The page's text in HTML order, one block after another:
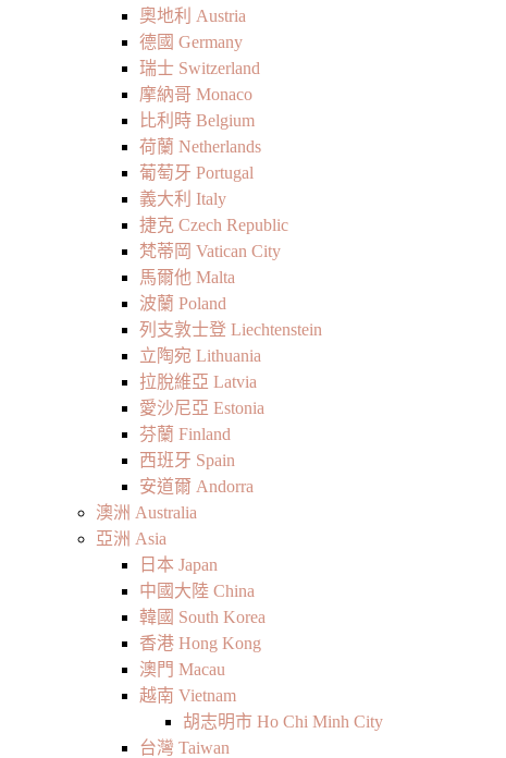
奧地利 Austria
德國 Germany
瑞士 Switzerland
摩納哥 Monaco
比利時 Belgium
荷蘭 Netherlands
葡萄牙 Portugal
義大利 Italy
捷克 Czech Republic
梵蒂岡 Vatican City
馬爾他 Malta
波蘭 Poland
列支敦士登 Liechtenstein
立陶宛 Lithuania
拉脫維亞 Latvia
愛沙尼亞 Estonia
芬蘭 Finland
西班牙 Spain
安道爾 Andorra
澳洲 Australia
亞洲 Asia
日本 Japan
中國大陸 China
韓國 South Korea
香港 Hong Kong
澳門 Macau
越南 Vietnam
胡志明市 Ho Chi Minh City
台灣 Taiwan